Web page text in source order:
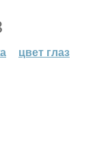
цвет глаз